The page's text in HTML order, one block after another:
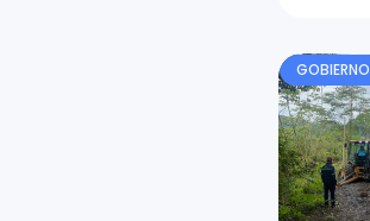
GOBIERNO